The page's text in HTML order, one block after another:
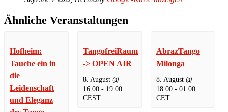
Ähnliche Veranstaltungen
Hofheim:
Tauche ein in
die
Leidenschaft
und Eleganz
TangofreiRaum
-> OPEN AIR
8. August @
16:00- 19:00
CEST
AbrazTango
Milonga
8. August @
18:00- 01:00
CET